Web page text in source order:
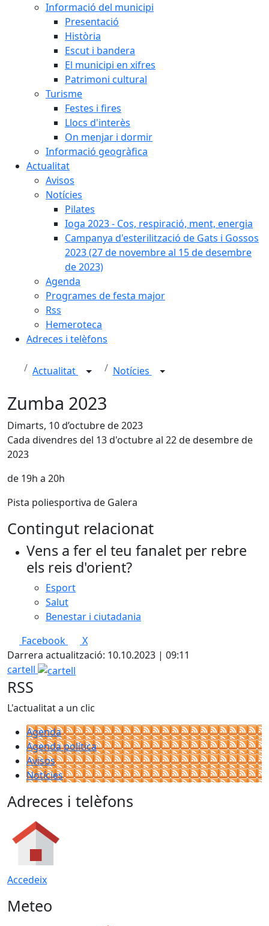
Informació del municipi
Presentació
Història
Escut i bandera
El municipi en xifres
Patrimoni cultural
Turisme
Festes i fires
Llocs d'interès
On menjar i dormir
Informació geogràfica
Actualitat
Avisos
Notícies
Pilates
Ioga 2023 - Cos, respiració, ment, energia
Campanya d'esterilització de Gats i Gossos
2023 (27 de novembre al 15 de desembre
de 2023)
Agenda
Programes de festa major
Rss
Hemeroteca
Adreces i telèfons
Actualitat Notícies
Zumba 2023
Dimarts, 10 d’octubre de 2023
Cada divendres del 13 d'octubre al 22 de desembre de
2023
de 19h a 20h
Pista poliesportiva de Galera
Contingut relacionat
Vens a fer el teu fanalet per rebre
els reis d'orient?
Esport
Salut
Benestar i ciutadania
Facebook
X
Darrera actualització: 10.10.2023 | 09:11
cartell
RSS
L'actualitat a un clic
Agenda
Agenda política
Avisos
Notícies
Adreces i telèfons
Accedeix
Meteo